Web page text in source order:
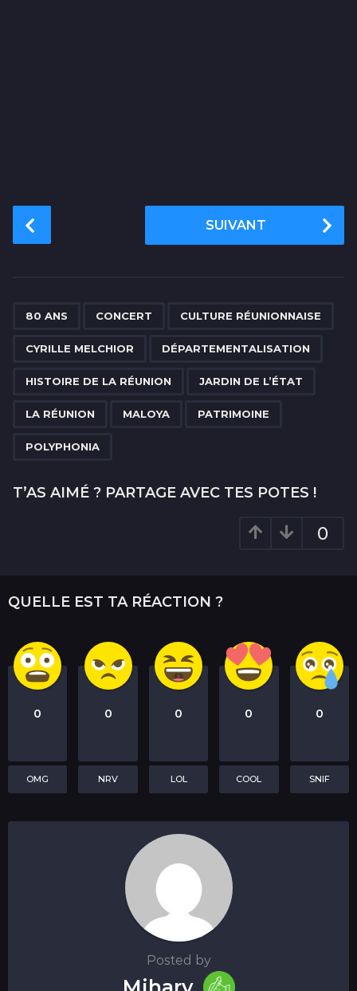
o
n
SUIVANT
80 ANS CONCERT CULTURE RÉUNIONNAISE
CYRILLE MELCHIOR DÉPARTEMENTALISATION
HISTOIRE DE LA RÉUNION JARDIN DE L’ÉTAT
LA RÉUNION MALOYA PATRIMOINE
POLYPHONIA
T’AS AIMÉ ? PARTAGE AVEC TES POTES !
0
QUELLE EST TA RÉACTION ?
0
OMG
0
NRV
0
LOL
0
COOL
0
SNIF
Posted by